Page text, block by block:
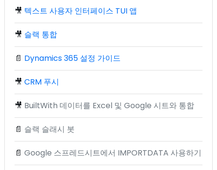
🎥 텍스트 사용자 인터페이스 TUI 앱
🎥 슬랙 통합
📄 Dynamics 365 설정 가이드
🎥 CRM 푸시
🎥 BuiltWith 데이터를 Excel 및 Google 시트와 통합
📄 슬랙 슬래시 봇
📄 Google 스프레드시트에서 IMPORTDATA 사용하기